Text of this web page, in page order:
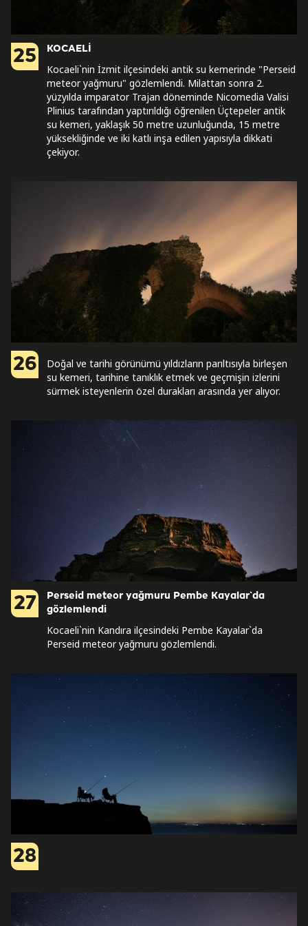
25 KOCAELİ
Kocaeli`nin İzmit ilçesindeki antik su kemerinde "Perseid
meteor yağmuru" gözlemlendi. Milattan sonra 2.
yüzyılda imparator Trajan döneminde Nicomedia Valisi
Plinius tarafından yaptırıldığı öğrenilen Üçtepeler antik
su kemeri, yaklaşık 50 metre uzunluğunda, 15 metre
yüksekliğinde ve iki katlı inşa edilen yapısıyla dikkati
çekiyor.
26
Doğal ve tarihi görünümü yıldızların parıltısıyla birleşen
su kemeri, tarihine tanıklık etmek ve geçmişin izlerini
sürmek isteyenlerin özel durakları arasında yer alıyor.
27
Perseid meteor yağmuru Pembe Kayalar`da
gözlemlendi
Kocaeli`nin Kandıra ilçesindeki Pembe Kayalar`da
Perseid meteor yağmuru gözlemlendi.
28